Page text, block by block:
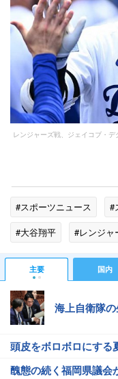
レンジャーズ戦、ジェイコブ・
#スポーツニュース #
#大谷翔平
#レンジャ
主要 国内
海上自衛隊
頭皮をボロボロにする
醜態の続く福岡県議会